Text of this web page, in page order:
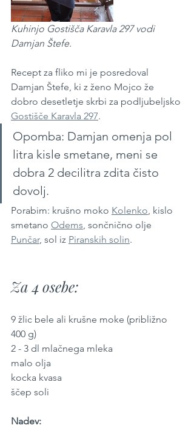
Kuhinjo Gostišča Karavla 297 vodi
Damjan Štefe.
Recept za fliko mi je posredoval
Damjan Štefe, ki z ženo Mojco že
dobro desetletje skrbi za podljubeljsko
Gostišče Karavla 297.
Opomba: Damjan omenja pol
litra kisle smetane, meni se
dobra 2 decilitra zdita čisto
dovolj.
Porabim: krušno moko Kolenko, kislo
smetano Odems, sončnično olje
Punčar, sol iz Piranskih solin.
Za 4 osebe:
9 žlic bele ali krušne moke (približno
400 g)
2 - 3 dl mlačnega mleka
malo olja
kocka kvasa
ščep soli
Nadev: